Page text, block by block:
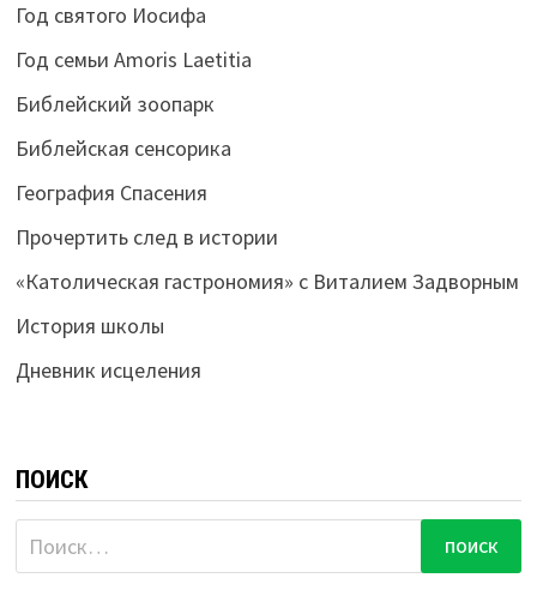
Год святого Иосифа
Год семьи Amoris Laetitia
Библейский зоопарк
Библейская сенсорика
География Спасения
Прочертить след в истории
«Католическая гастрономия» с Виталием Задворным
История школы
Дневник исцеления
ПОИСК
Найти: